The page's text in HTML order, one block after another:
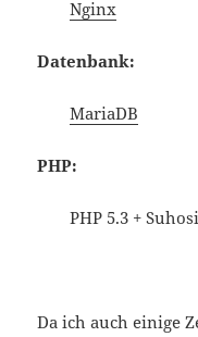
Nginx
Datenbank:
MariaDB
PHP:
PHP 5.3 +
Da ich auch einige